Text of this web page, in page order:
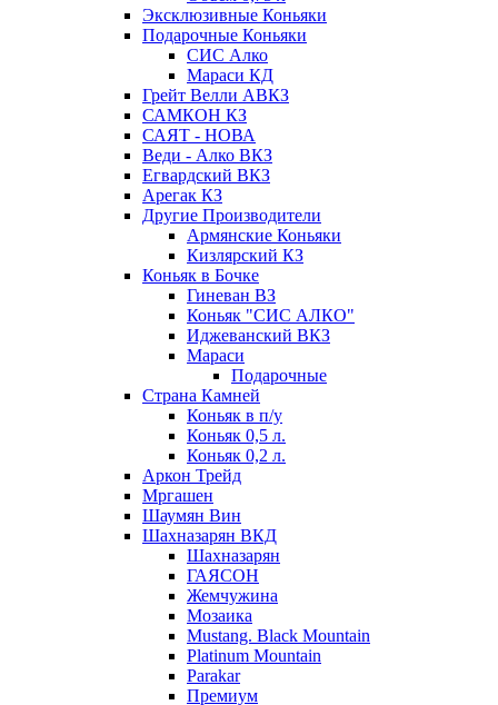
Эксклюзивные Коньяки
Подарочные Коньяки
СИС Алко
Мараси КД
Грейт Велли АВКЗ
САМКОН КЗ
САЯТ - НОВА
Веди - Алко ВКЗ
Егвардский ВКЗ
Арегак КЗ
Другие Производители
Армянские Коньяки
Кизлярский КЗ
Коньяк в Бочке
Гиневан ВЗ
Коньяк "СИС АЛКО"
Иджеванский ВКЗ
Мараси
Подарочные
Страна Камней
Коньяк в п/у
Коньяк 0,5 л.
Коньяк 0,2 л.
Аркон Трейд
Мргашен
Шаумян Вин
Шахназарян ВКД
Шахназарян
ГАЯСОН
Жемчужина
Мозаика
Mustang. Black Mountain
Platinum Mountain
Parakar
Премиум